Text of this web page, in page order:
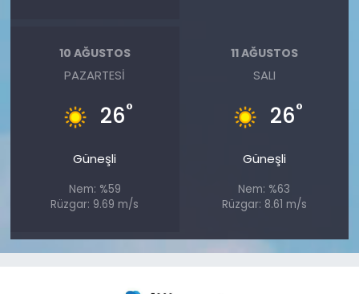
10 AĞUSTOS
PAZARTESI
26°
Güneşli
Nem: %59
Rüzgar: 9.69 m/s
11 AĞUSTOS
SALI
26°
Güneşli
Nem: %63
Rüzgar: 8.61 m/s